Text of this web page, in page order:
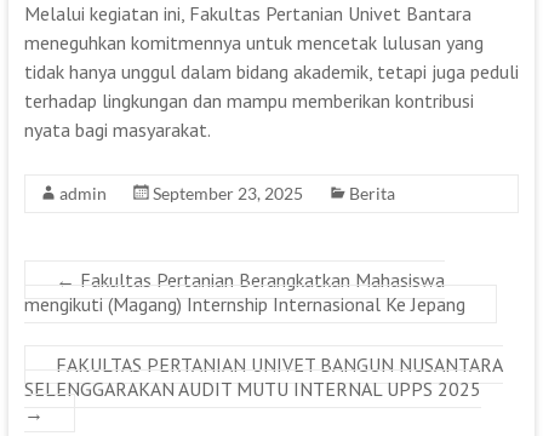
Melalui kegiatan ini, Fakultas Pertanian Univet Bantara
meneguhkan komitmennya untuk mencetak lulusan yang
tidak hanya unggul dalam bidang akademik, tetapi juga peduli
terhadap lingkungan dan mampu memberikan kontribusi
nyata bagi masyarakat.
admin September 23, 2025 Berita
← Fakultas Pertanian Berangkatkan Mahasiswa
mengikuti (Magang) Internship Internasional Ke Jepang
FAKULTAS PERTANIAN UNIVET BANGUN NUSANTARA
SELENGGARAKAN AUDIT MUTU INTERNAL UPPS 2025
→